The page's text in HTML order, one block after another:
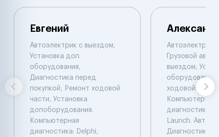
Евгений
Автоэлектрик с выездом,
Установка доп.
оборудования,
Диагностика перед
покупкой, Ремонт ходовой
части, Установка
допоборудования.
Компьютерная
диагностика: Delphi,
Автоэлектрик
Грузовой
выездом,
ходовой части.
Компьютерная
диагностика:
Launch.
Диагностика.